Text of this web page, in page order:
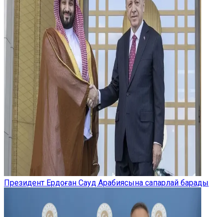
Президент Ердоған Сауд Арабиясына сапарлай барады